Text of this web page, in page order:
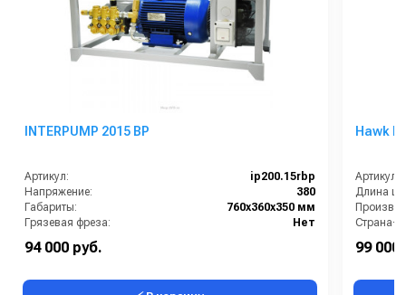
INTERPUMP 2015 BP
Артикул:
ip200.15rbp
Напряжение:
380
Габариты:
760х360х350 мм
Грязевая фреза:
Нет
94 000 руб.
Hawk
Артикул:
Длина
Страна-
99 000